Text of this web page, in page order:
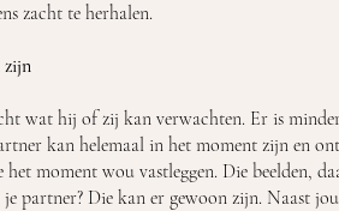
zacht te herhalen.
zijn
wat hij of zij kan verwachten. Er is
kan helemaal in het moment zijn en
moment wou vastleggen. Die beelden,
partner? Die kan er gewoon zijn. Naast